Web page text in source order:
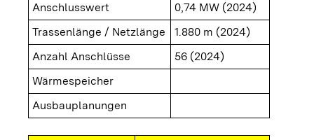
Anschlusswert
0,74 MW (2024)
Trassenlänge / Netzlänge
1.880 m (2024)
Anzahl Anschlüsse
56 (2024)
Wärmespeicher
Ausbauplanungen